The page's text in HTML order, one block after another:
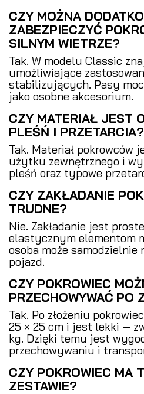
CZY MOŻNA
ZABEZPIECZYĆ
SILNYM WIETRZE?
Tak. W modelu Classic
umożliwiające
stabilizujących. Pasy
jako osobne akcesorium.
CZY MATERIAŁ JEST
PLEŚŃ I PRZETARCIA?
Tak. Materiał pokrowców
użytku zewnętrznego i
pleśń oraz typowe
CZY ZAKŁADANIE
TRUDNE?
Nie. Zakładanie jest
elastycznym elementom
osoba może samodzielnie
pojazd.
CZY POKROWIEC
PRZECHOWYWAĆ PO
Tak. Po złożeniu
25 × 25 cm i jest lekki —
kg. Dzięki temu jest
przechowywaniu i
CZY POKROWIEC MA
ZESTAWIE?